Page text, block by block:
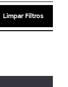
Limpar Filtros